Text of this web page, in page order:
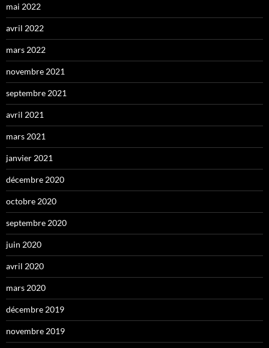
mai 2022
avril 2022
mars 2022
novembre 2021
septembre 2021
avril 2021
mars 2021
janvier 2021
décembre 2020
octobre 2020
septembre 2020
juin 2020
avril 2020
mars 2020
décembre 2019
novembre 2019